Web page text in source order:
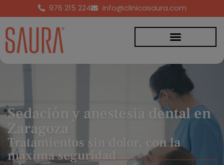
976 215 224 info@clinicasaura.com
Sedación y anestesia dental en
Zaragoza
Tratamientos sin dolor, con la
máxima seguridad